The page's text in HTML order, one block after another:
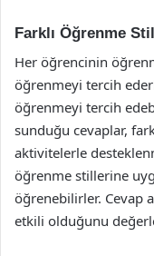
Farklı Öğrenme
Her öğrencinin
öğrenmeyi tercih
öğrenmeyi tercih
sunduğu cevaplar,
aktivitelerle
öğrenme stillerine
öğrenebilirler. Cevap
etkili olduğunu